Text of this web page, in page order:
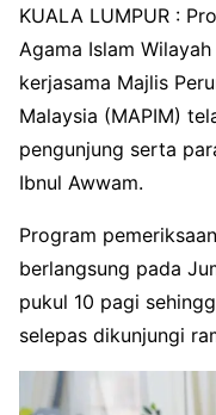
KUALA LUMPUR :
Agama Islam
kerjasama Majlis
Malaysia (MAPIM)
pengunjung serta
Ibnul Awwam.
Program
berlangsung pada
pukul 10 pagi
selepas dikunjungi